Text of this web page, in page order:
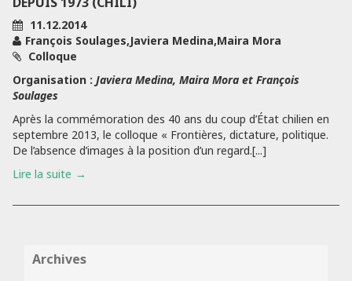
11.12.2014
François Soulages,Javiera Medina,Maira Mora
Colloque
Organisation : Javiera Medina, Maira Mora et François
Soulages
Après la commémoration des 40 ans du coup d’État chilien en
septembre 2013, le colloque « Frontières, dictature, politique.
De l’absence d’images à la position d’un regard.[...]
Lire la suite
Archives